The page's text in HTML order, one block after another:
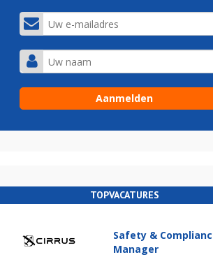
TOPVACATURES
Safety &
Manager